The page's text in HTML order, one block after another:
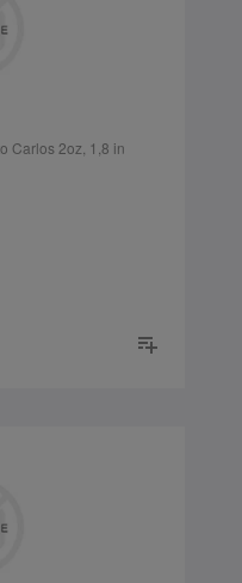
Carlos 2oz, 1,8 in